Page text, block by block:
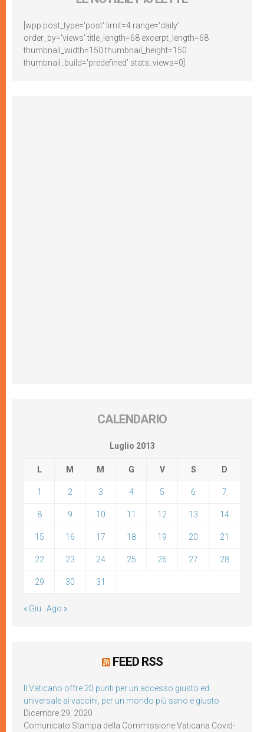
[wpp post_type='post' limit=4 range='daily'
order_by='views' title_length=68 excerpt_length=68
thumbnail_width=150 thumbnail_height=150
thumbnail_build='predefined' stats_views=0]
CALENDARIO
Luglio 2013
L M M G V S D
1 2 3 4 5 6 7
8 9 10 11 12 13 14
15 16 17 18 19 20 21
22 23 24 25 26 27 28
29 30 31
« Giu Ago »
FEED RSS
Il Vaticano offre 20 punti per un accesso giusto ed
universale ai vaccini, per un mondo più sano e giusto
Dicembre 29, 2020
Comunicato Stampa della Commissione Vaticana Covid-